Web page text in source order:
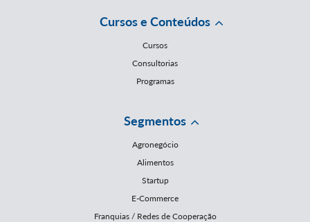
Cursos e Conteúdos
Cursos
Consultorias
Programas
Segmentos
Agronegócio
Alimentos
Startup
E-Commerce
Franquias / Redes de Cooperação